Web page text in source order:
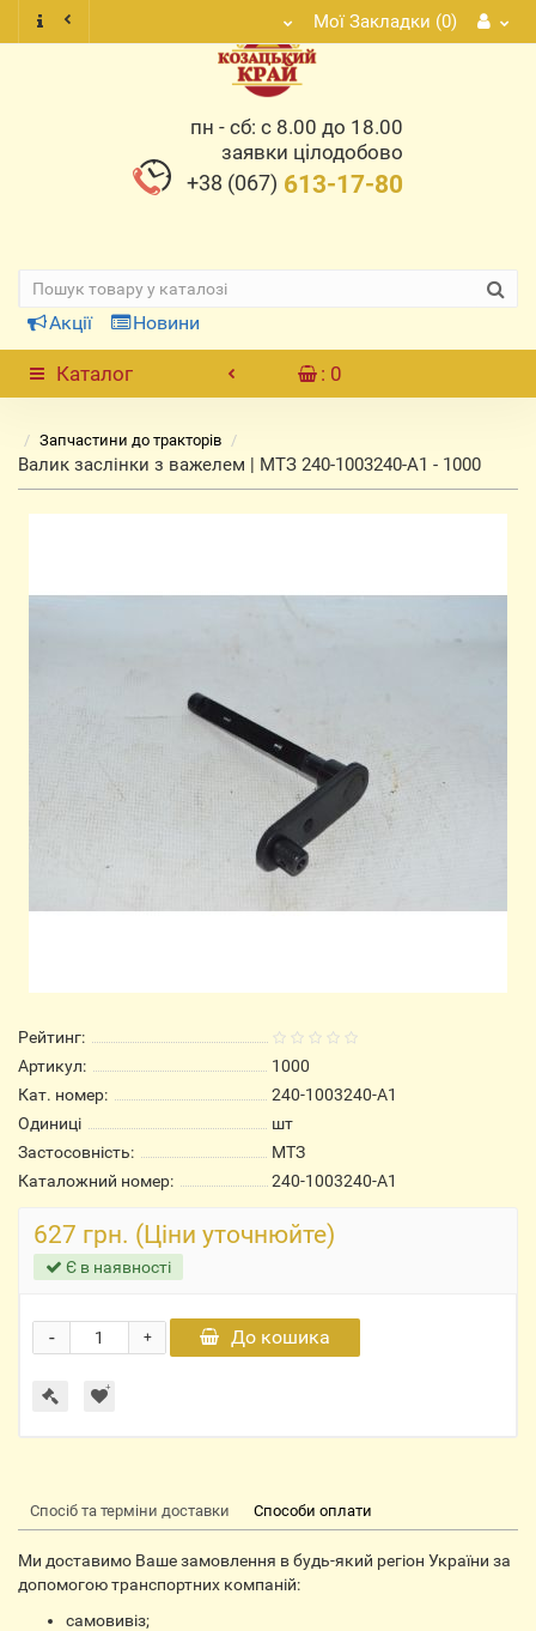
Мої Закладки (0)
пн - сб: с 8.00 до 18.00
заявки цілодобово
+38 (067) 613-17-80
Акції Новини
Каталог : 0
Запчастини до тракторів
Валик заслінки з важелем | МТЗ 240-1003240-А1 - 1000
Рейтинг:
Артикул:
1000
Кат. номер:
240-1003240-А1
Одиниці
шт
Застосовність:
МТЗ
Каталожний номер:
240-1003240-А1
627 грн. (Ціни уточнюйте)
Є в наявності
+
- До кошика
Спосіб та терміни доставки Способи оплати
Ми доставимо Ваше замовлення в будь-який регіон України за
допомогою транспортних компаній:
самовивіз;